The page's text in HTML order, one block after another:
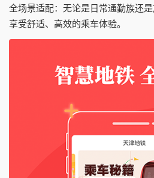
全场景适配：无论是日常通勤族还
享受舒适、高效的乘车体验。